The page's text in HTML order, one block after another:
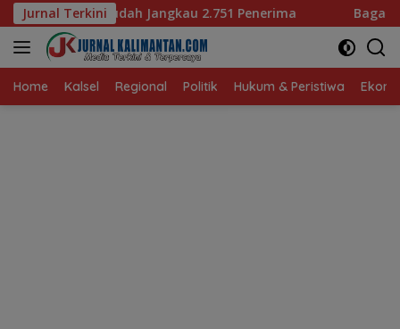
Langsung
ke
konten
Jurnal Terkini
2.751 Penerima Bagaimana KIP Hadapi Deepfake
Home Kalsel Regional Politik Hukum & Peristiwa